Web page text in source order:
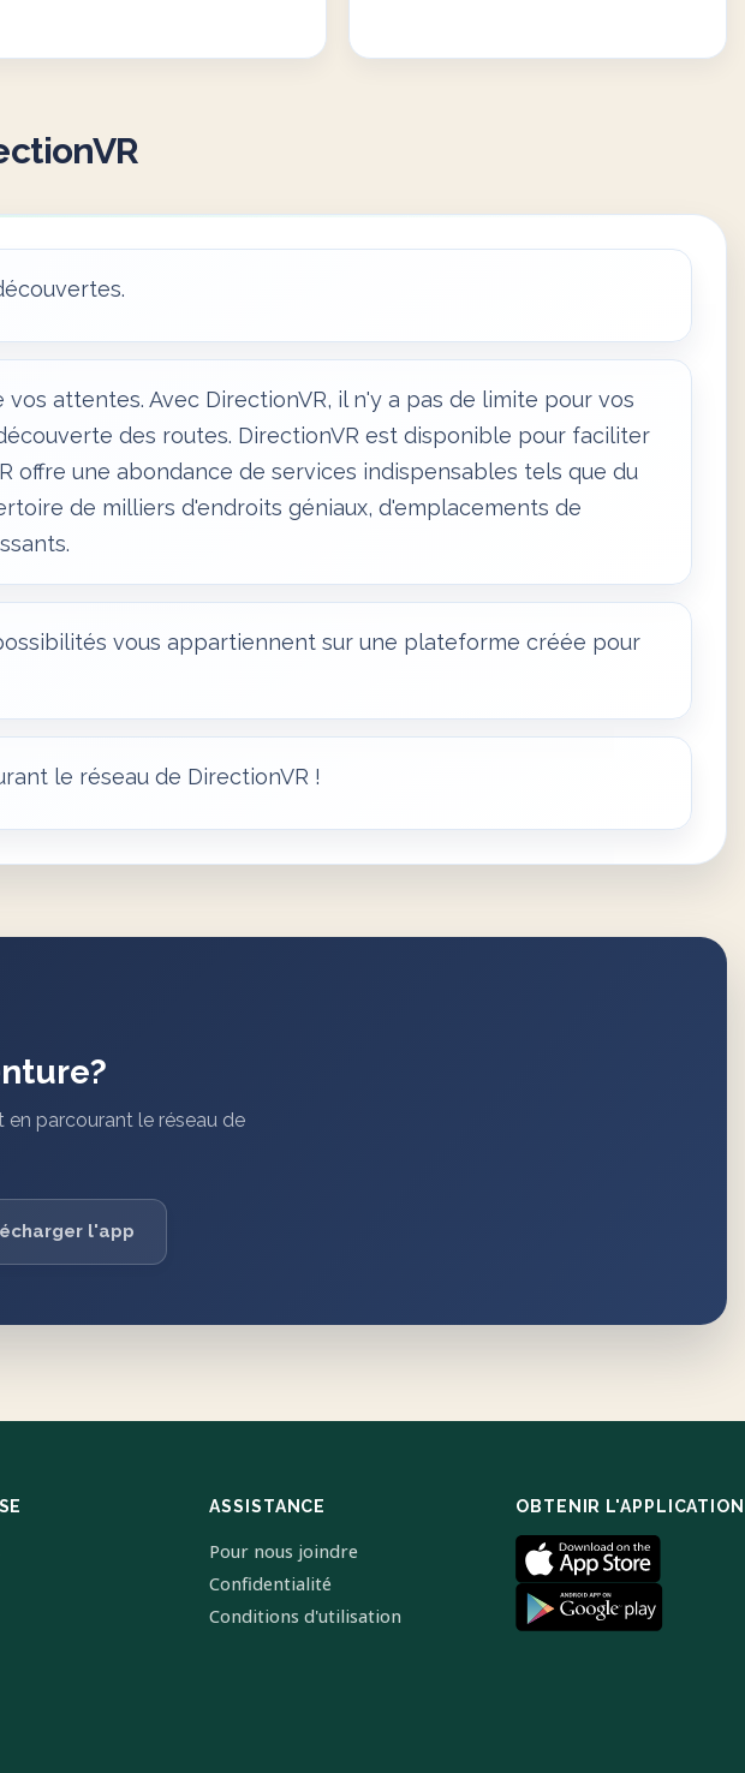
attentes. Avec DirectionVR, il n'y a pas de limite pour vos
des routes. DirectionVR est disponible pour faciliter
offre une abondance de services indispensables tels que du
de milliers d'endroits géniaux, d'emplacements de
vous appartiennent sur une plateforme créée pour
le réseau de DirectionVR !
parcourant le réseau de
l'app
ASSISTANCE
Pour nous joindre
Confidentialité
Conditions d'utilisation
OBTENIR L'APPLICATION